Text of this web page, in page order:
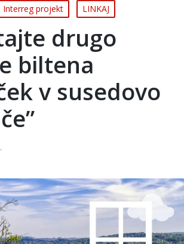
Interreg projekt LINKAJ
drugo
biltena
v susedovo